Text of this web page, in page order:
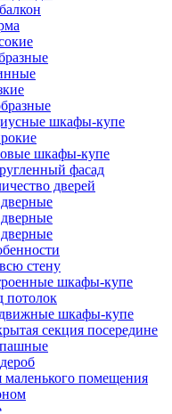
шкафы-купе
шкафы-купе
фасад
дверей
стену
шкафы-купе
потолок
шкафы-купе
секция посередине
маленького помещения